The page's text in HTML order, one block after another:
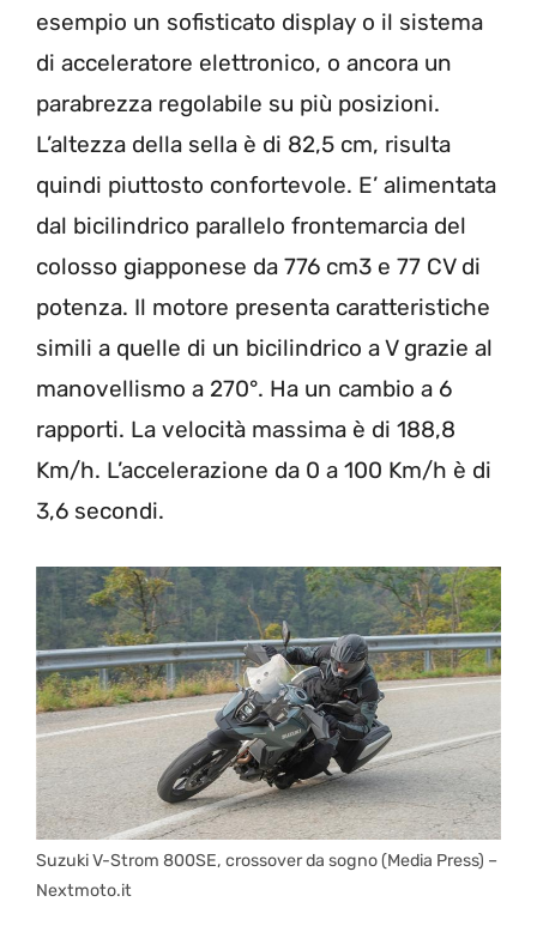
esempio un sofisticato display o il sistema
di acceleratore elettronico, o ancora un
parabrezza regolabile su più posizioni.
L’altezza della sella è di 82,5 cm, risulta
quindi piuttosto confortevole. E’ alimentata
dal bicilindrico parallelo frontemarcia del
colosso giapponese da 776 cm3 e 77 CV di
potenza. Il motore presenta caratteristiche
simili a quelle di un bicilindrico a V grazie al
manovellismo a 270°. Ha un cambio a 6
rapporti. La velocità massima è di 188,8
Km/h. L’accelerazione da 0 a 100 Km/h è di
3,6 secondi.
Suzuki V-Strom 800SE, crossover da sogno (Media Press) –
Nextmoto.it